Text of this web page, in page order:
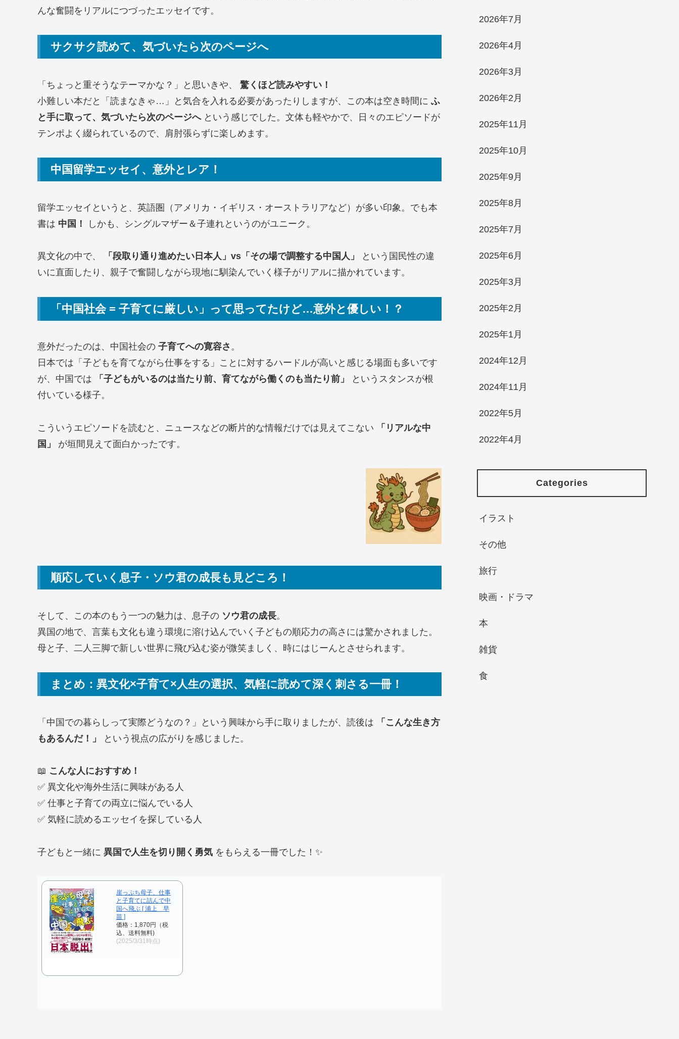
んな奮闘をリアルにつづったエッセイです。
サクサク読めて、気づいたら次のページへ
「ちょっと重そうなテーマかな？」と思いきや、 驚くほど読みやすい！
小難しい本だと「読まなきゃ…」と気合を入れる必要があったりしますが、この本は空き時間に ふ
と手に取って、気づいたら次のページへという感じでした。文体も軽やかで、日々のエピソードが
テンポよく綴られているので、肩肘張らずに楽しめます。
中国留学エッセイ、意外とレア！
留学エッセイというと、英語圏（アメリカ・イギリス・オーストラリアなど）が多い印象。でも本
書は 中国！ しかも、シングルマザー＆子連れというのがユニーク。
異文化の中で、 「段取り通り進めたい日本人」vs「その場で調整する中国人」
という国民性の違
いに直面したり、親子で奮闘しながら現地に馴染んでいく様子がリアルに描かれています。
「中国社会 = 子育てに厳しい」って思ってたけど…意外と優しい！？
意外だったのは、中国社会の 子育てへの寛容さ 。
日本では「子どもを育てながら仕事をする」ことに対するハードルが高いと感じる場面も多いです
が、中国では
「子どもがいるのは当たり前、育てながら働くのも当たり前」
というスタンスが根
付いている様子。
こういうエピソードを読むと、ニュースなどの断片的な情報だけでは見えてこない
「リアルな中
国」
が垣間見えて面白かったです。
順応していく息子・ソウ君の成長も見どころ！
そして、この本のもう一つの魅力は、息子の ソウ君の成長。
異国の地で、言葉も文化も違う環境に溶け込んでいく子どもの順応力の高さには驚かされました。
母と子、二人三脚で新しい世界に飛び込む姿が微笑ましく、時にはじーんとさせられます。
まとめ：異文化×子育て×人生の選択、気軽に読めて深く刺さる一冊！
「中国での暮らしって実際どうなの？」という興味から手に取りましたが、読後は
「こんな生き方
もあるんだ！」
という視点の広がりを感じました。
📖 こんな人におすすめ！
✅ 異文化や海外生活に興味がある人
✅ 仕事と子育ての両立に悩んでいる人
✅ 気軽に読めるエッセイを探している人
子どもと一緒に 異国で人生を切り開く勇気 をもらえる一冊でした！✨
崖っぷち母子、仕事
と子育てに詰んで中
国へ飛ぶ [ 浦上 早
苗 ]
価格：1,870円（税
込、送料無料)
(2025/3/31時点)
2026年7月
2026年4月
2026年3月
2026年2月
2025年11月
2025年10月
2025年9月
2025年8月
2025年7月
2025年6月
2025年3月
2025年2月
2025年1月
2024年12月
2024年11月
2022年5月
2022年4月
Categories
イラスト
その他
旅行
映画・ドラマ
本
雑貨
食